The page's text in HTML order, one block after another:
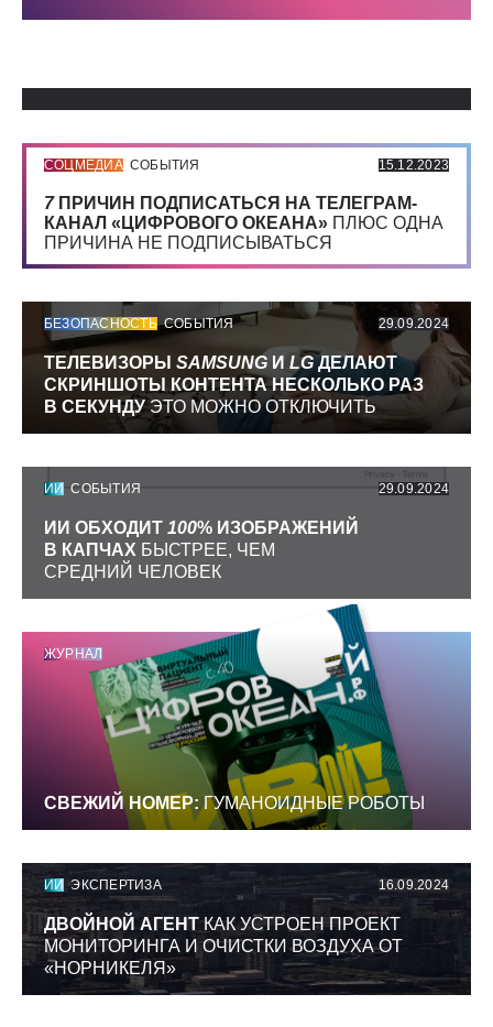
СОЦМЕДИА СОБЫТИЯ 15.12.2023
7 ПРИЧИН ПОДПИСАТЬСЯ НА ТЕЛЕГРАМ-
КАНАЛ «ЦИФРОВОГО ОКЕАНА» ПЛЮС ОДНА
ПРИЧИНА НЕ ПОДПИСЫВАТЬСЯ
БЕЗОПАСНОСТЬ СОБЫТИЯ 29.09.2024
ТЕЛЕВИЗОРЫ SAMSUNG И LGДЕЛАЮТ
СКРИНШОТЫ КОНТЕНТА НЕСКОЛЬКО РАЗ
В СЕКУНДУЭТО МОЖНО ОТКЛЮЧИТЬ
ИИ СОБЫТИЯ 29.09.2024
ИИ ОБХОДИТ 100% ИЗОБРАЖЕНИЙ
В КАПЧАХ БЫСТРЕЕ, ЧЕМ
СРЕДНИЙ ЧЕЛОВЕК
ЖУРНАЛ
СВЕЖИЙ НОМЕР: ГУМАНОИДНЫЕ РОБОТЫ
ИИ ЭКСПЕРТИЗА 16.09.2024
ДВОЙНОЙ АГЕНТКАК УСТРОЕН ПРОЕКТ
МОНИТОРИНГА И ОЧИСТКИ ВОЗДУХА ОТ
«НОРНИКЕЛЯ»